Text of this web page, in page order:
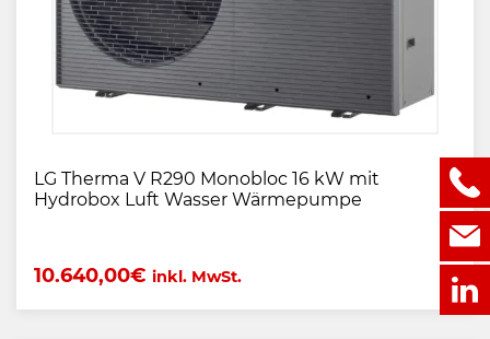
LG Therma V R290 Monobloc 16 kW mit
Hydrobox Luft Wasser Wärmepumpe
10.640,00€ inkl. MwSt.